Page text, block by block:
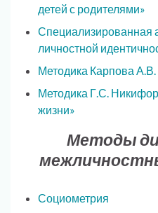
детей с родителями»
Специализированная
личностной
Методика Карпова
Методика Г.С.
жизни»
Методы
Социометрия